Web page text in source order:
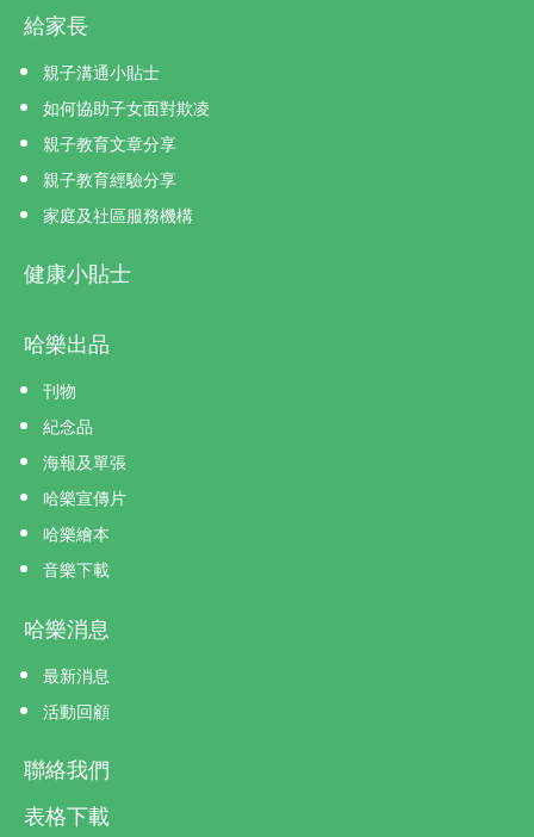
給家長
親子溝通小貼士
如何協助子女面對欺凌
親子教育文章分享
親子教育經驗分享
家庭及社區服務機構
健康小貼士
哈樂出品
刊物
紀念品
海報及單張
哈樂宣傳片
哈樂繪本
音樂下載
哈樂消息
最新消息
活動回顧
聯絡我們
表格下載